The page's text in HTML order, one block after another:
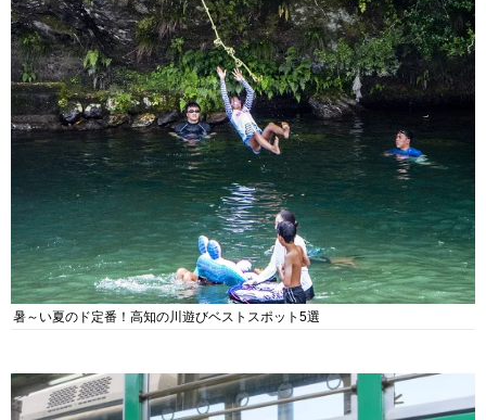
暑～い夏のド定番！高知の川遊びベストスポット5選